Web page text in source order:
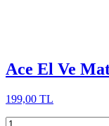
Ace El Ve
199,00 TL